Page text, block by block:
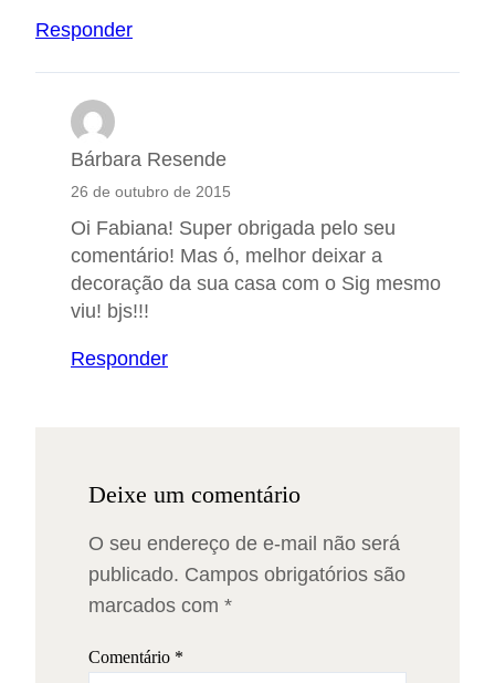
Responder
Bárbara Resende
26 de outubro de 2015
Oi Fabiana! Super obrigada pelo seu
comentário! Mas ó, melhor deixar a
decoração da sua casa com o Sig mesmo
viu! bjs!!!
Responder
Deixe um comentário
O seu endereço de e-mail não será
publicado. Campos obrigatórios são
marcados com *
Comentário *